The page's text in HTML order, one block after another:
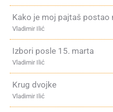
Kako je moj pajtaš postao
Vladimir Ilić
Izbori posle 15. marta
Vladimir Ilić
Krug dvojke
Vladimir Ilić